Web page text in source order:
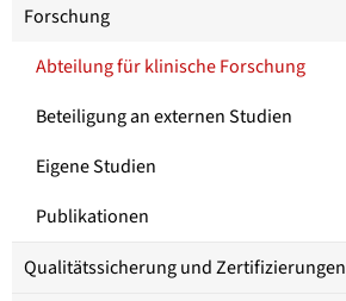
Forschung
Abteilung für klinische Forschung
Beteiligung an externen Studien
Eigene Studien
Publikationen
Qualitätssicherung und Zertifizierungen